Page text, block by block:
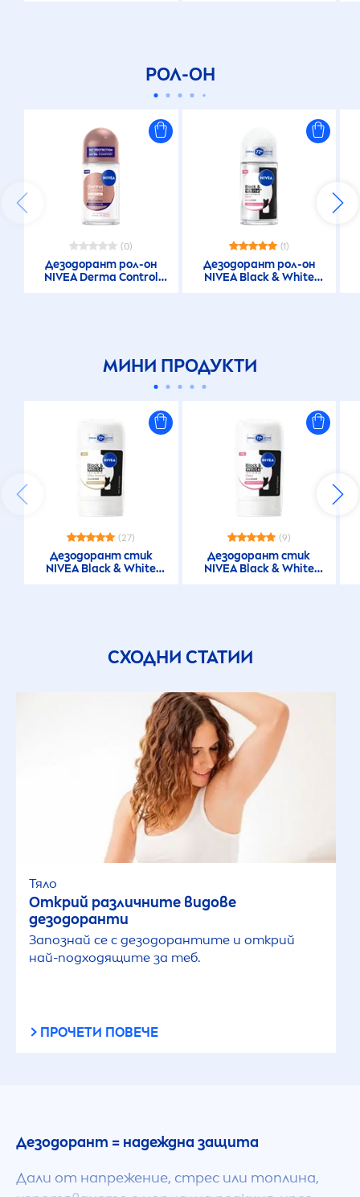
РОЛ-ОН
(0)
Дезодорант рол-он
NIVEADerma Control
(1)
Дезодорант рол-он
NIVEA Black&White
МИНИ ПРОДУКТИ
(27)
Дезодорант стик
NIVEA Black&White
(9)
Дезодорант стик
NIVEA Black&White
СХОДНИ СТАТИИ
Тяло
Открий различните видове
дезодоранти
Запознай се с дезодорантите и открий
най-подходящите за теб.
ПРОЧЕТИ ПОВЕЧЕ
Дезодорант = надеждна защита
Дали от напрежение, стрес или топлина,